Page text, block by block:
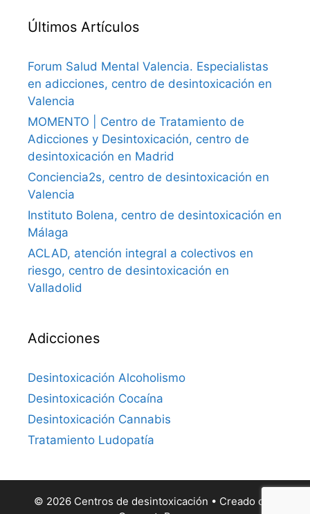
Últimos Artículos
Forum Salud Mental Valencia. Especialistas
en adicciones, centro de desintoxicación en
Valencia
MOMENTO | Centro de Tratamiento de
Adicciones y Desintoxicación, centro de
desintoxicación en Madrid
Conciencia2s, centro de desintoxicación en
Valencia
Instituto Bolena, centro de desintoxicación en
Málaga
ACLAD, atención integral a colectivos en
riesgo, centro de desintoxicación en
Valladolid
Adicciones
Desintoxicación Alcoholismo
Desintoxicación Cocaína
Desintoxicación Cannabis
Tratamiento Ludopatía
© 2026 Centros de desintoxicación • Creado con